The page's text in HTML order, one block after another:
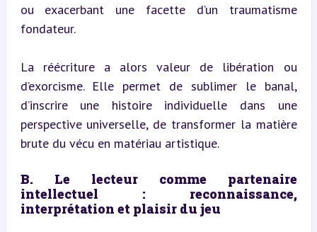
ou exacerbant une facette d’un traumatisme
fondateur.
La réécriture a alors valeur de libération ou
d’exorcisme. Elle permet de sublimer le banal,
d’inscrire une histoire individuelle dans une
perspective universelle, de transformer la matière
brute du vécu en matériau artistique.
B. Le lecteur comme partenaire
intellectuel : reconnaissance,
interprétation et plaisir du jeu